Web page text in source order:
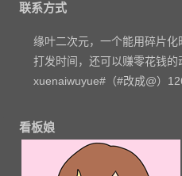
联系方式
缘叶二次元，一个能用碎片
打发时间，还可以赚零花钱的
xuenaiwuyue#（#改成@）
看板娘